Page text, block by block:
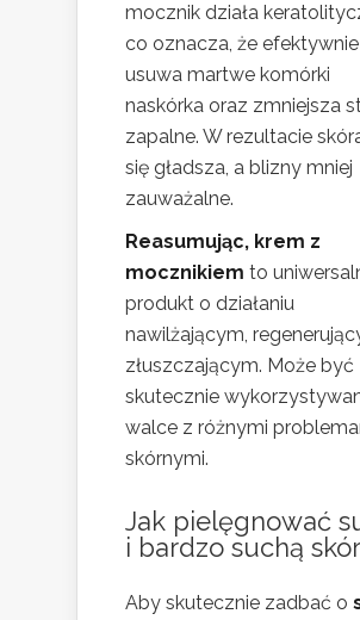
mocznik działa
co oznacza, że efektywnie
usuwa martwe komórki
naskórka oraz zmniejsza
zapalne. W rezultacie
się gładsza, a blizny mniej
zauważalne.
Reasumując, krem z
mocznikiem to
produkt o działaniu
nawilżającym,
złuszczającym. Może być
skutecznie
walce z różnymi
skórnymi.
Jak pielęgnować
i bardzo suchą
Aby skutecznie zadbać o